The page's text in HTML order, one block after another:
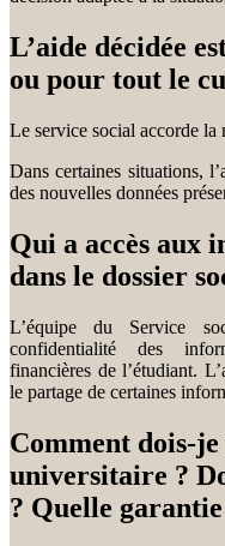
L’aide décidée
ou pour tout le
Le service social accorde la
Dans certaines situations,
des nouvelles données
Qui a accès aux
dans le dossier
L’équipe du Service
confidentialité des
financières de l’étudiant.
le partage de certaines
Comment dois-
universitaire ?
? Quelle